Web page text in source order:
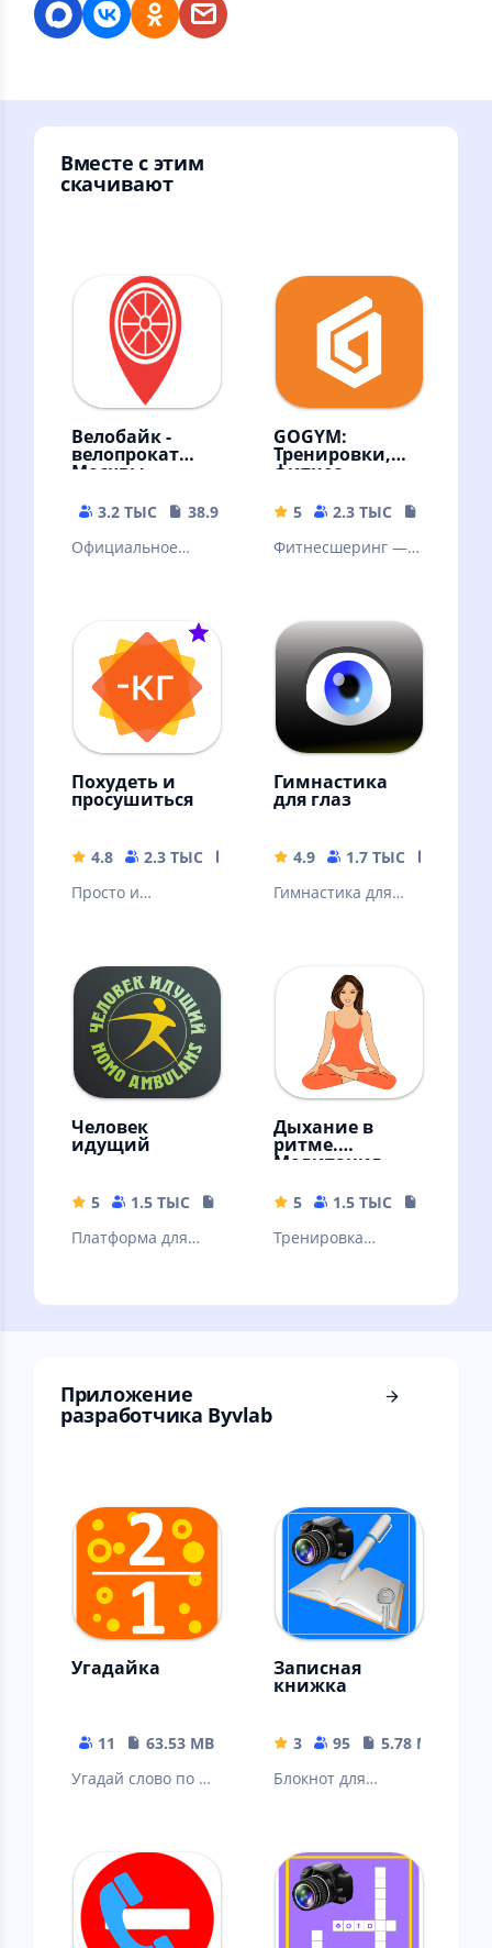
Вместе с этим
скачивают
Велобайк -
велопрокат
Москвы
3.2 ТЫС
38.92 MB
Официальное
велопроката
GOGYM:
Тренировки,
фитнес
5 2.3 ТЫС
Фитнесшеринг —
абонемента с
поминутной
оплатой.
Похудеть и
просушиться
4.8 2.3 ТЫС
24.69 MB
Просто и
без подсчётов, без
голода, без диет.
Гимнастика
для глаз
4.9 1.7 ТЫС
Гимнастика для
зрения.
Человек
идущий
5 1.5 ТЫС
22.68 MB
Платформа для
Дыхание в
ритме.
Медитация
5 1.5 ТЫС
Тренировка
Приложение
разработчика Byvlab
Угадайка
11
63.53 MB
Угадай слово по 2
Записная
книжка
3 95
5.78 MB
Блокнот для
текстовой
информации и
фото